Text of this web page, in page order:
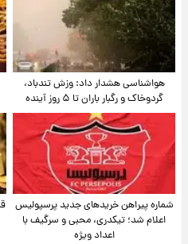
هواشناسی هشدار داد: وزش تندباد،
گردوخاک و رگبار باران تا ۵ روز آینده
شماره پیراهن خریدهای جدید پرسپولیس
اعلام شد؛ تیکدری، محبی و سرگیف با
اعداد ویژه